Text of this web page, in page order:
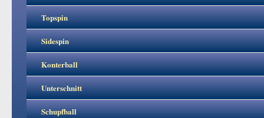
Topspin
Sidespin
Konterball
Unterschnitt
Schupfball